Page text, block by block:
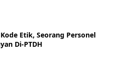
Etik, Seorang Personel
Di-PTDH